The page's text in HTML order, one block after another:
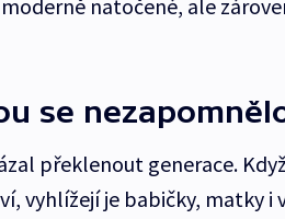
natočené, ale
se
překlenout generace.
vyhlížejí je babičky, matky i